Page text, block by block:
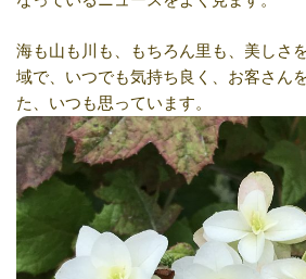
海も山も川も、もちろん里も、美しさ
域で、いつでも気持ち良く、お客さん
た、いつも思っています。